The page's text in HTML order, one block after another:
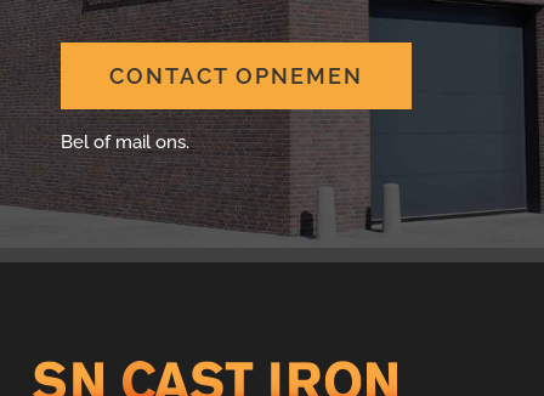
CONTACT OPNEMEN
Bel of mail ons.